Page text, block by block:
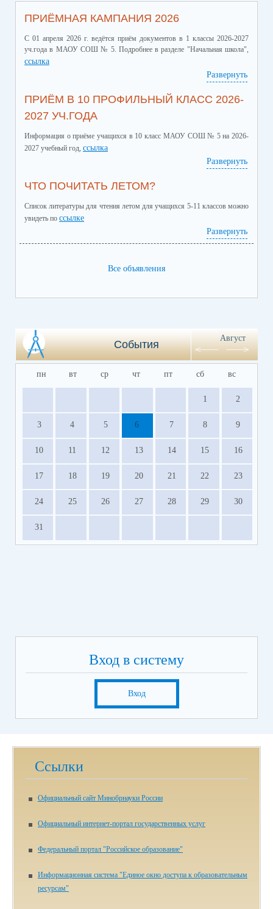
ПРИЁМНАЯ КАМПАНИЯ 2026
С 01 апреля 2026 г. ведётся приём документов в 1 классы 2026-2027
уч.года в МАОУ СОШ № 5. Подробнее в разделе "Начальная школа",
ссылка
Развернуть
ПРИЁМ В 10 ПРОФИЛЬНЫЙ КЛАСС 2026-
2027 УЧ.ГОДА
Информация о приёме учащихся в 10 класс МАОУ СОШ № 5 на 2026-
2027 учебный год, ссылка
Развернуть
ЧТО ПОЧИТАТЬ ЛЕТОМ?
Список литературы для чтения летом для учащихся 5-11 классов можно
увидеть по ссылке
Развернуть
Все объявления
События
Август
пн вт ср чт пт сб вс
1 2
3 4 5 6 7 8 9
10 11 12 13 14 15 16
17 18 19 20 21 22 23
24 25 26 27 28 29 30
31
Вход в систему
Вход
Ссылки
Официальный сайт Минобрнауки России
Официальный интернет-портал государственных услуг
Федеральный портал "Российское образование"
Информационная система "Единое окно доступа к образовательным
ресурсам"